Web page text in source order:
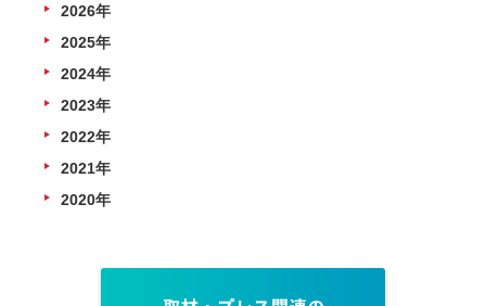
2026年
2025年
2024年
2023年
2022年
2021年
2020年